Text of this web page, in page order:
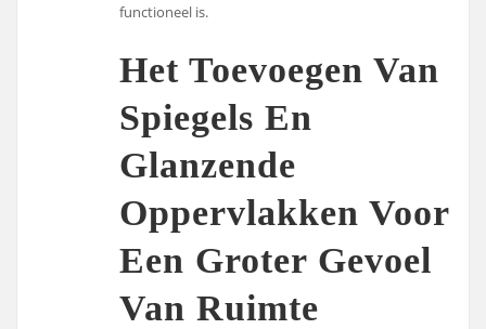
functioneel is.
Het Toevoegen Van
Spiegels En
Glanzende
Oppervlakken Voor
Een Groter Gevoel
Van Ruimte